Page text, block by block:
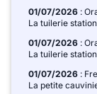
01/07/2026 :
La tuilerie
01/07/2026 :
La tuilerie
01/07/2026 :
La petite